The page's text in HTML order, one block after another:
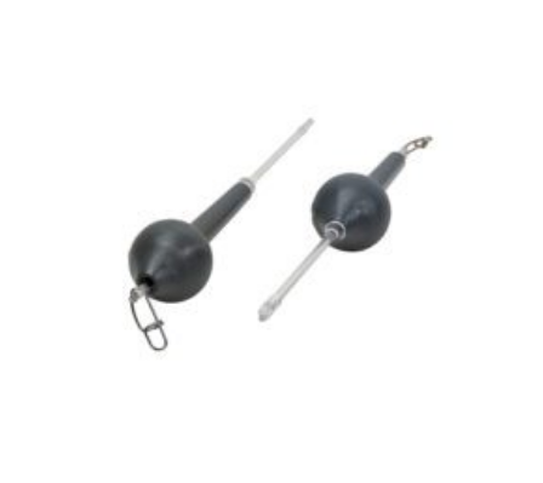
Inga produkter i varukorgen.
Go To Shop